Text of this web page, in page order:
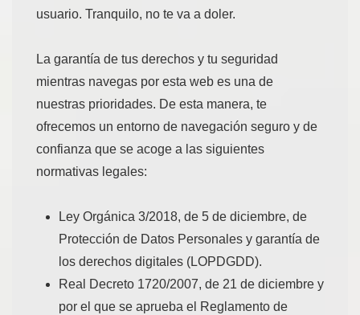
usuario. Tranquilo, no te va a doler.
La garantía de tus derechos y tu seguridad
mientras navegas por esta web es una de
nuestras prioridades. De esta manera, te
ofrecemos un entorno de navegación seguro y de
confianza que se acoge a las siguientes
normativas legales:
Ley Orgánica 3/2018, de 5 de diciembre, de
Protección de Datos Personales y garantía de
los derechos digitales (LOPDGDD).
Real Decreto 1720/2007, de 21 de diciembre y
por el que se aprueba el Reglamento de